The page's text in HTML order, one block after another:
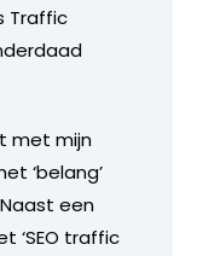
Traffic
met mijn
‘belang’
een
‘SEO traffic